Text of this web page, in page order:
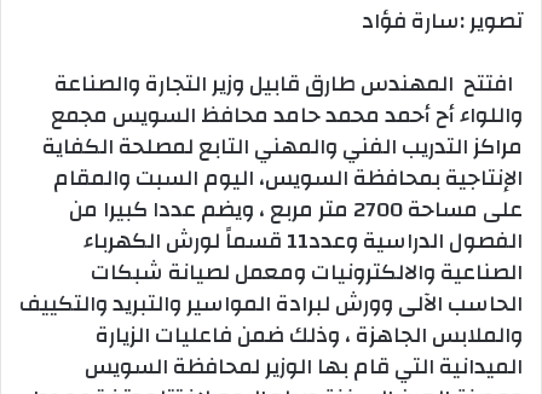
تصوير :سارة فؤاد
افتتح المهندس طارق قابيل وزير التجارة والصناعة
واللواء أح أحمد محمد حامد محافظ السويس مجمع
مراكز التدريب الفني والمهني التابع لمصلحة الكفاية
الإنتاجية بمحافظة السويس، اليوم السبت والمقام
على مساحة 2700 متر مربع ، ويضم عددا كبيرا من
الفصول الدراسية وعدد11 قسماً لورش الكهرباء
الصناعية والالكترونيات ومعمل لصيانة شبكات
الحاسب الآلى وورش لبرادة المواسير والتبريد والتكييف
والملابس الجاهزة ، وذلك ضمن فاعليات الزيارة
الميدانية التي قام بها الوزير لمحافظة السويس